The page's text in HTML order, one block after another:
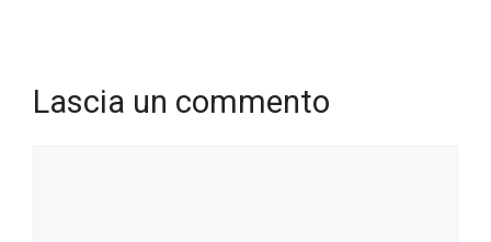
Lascia un commento